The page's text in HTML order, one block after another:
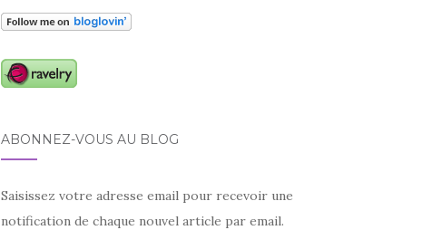
ABONNEZ-VOUS AU BLOG
Saisissez votre adresse email pour recevoir une
notification de chaque nouvel article par email.